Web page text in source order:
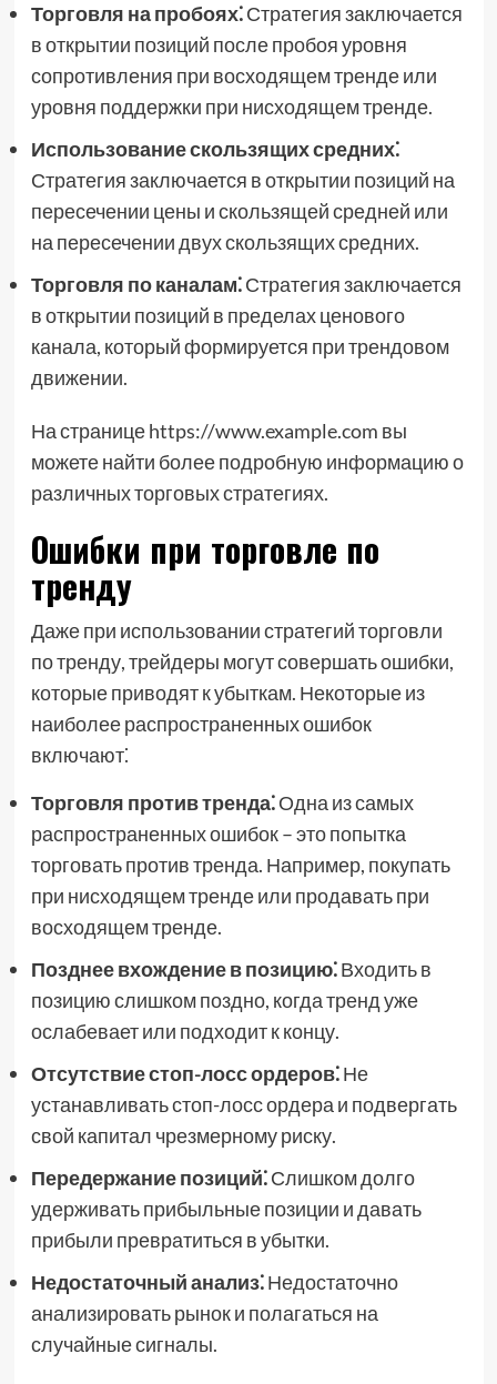
Торговля на пробоях⁚Стратегия заключается
в открытии позиций после пробоя уровня
сопротивления при восходящем тренде или
уровня поддержки при нисходящем тренде.
Использование скользящих средних⁚
Стратегия заключается в открытии позиций на
пересечении цены и скользящей средней или
на пересечении двух скользящих средних.
Торговля по каналам⁚Стратегия заключается
в открытии позиций в пределах ценового
канала, который формируется при трендовом
движении.
На странице https://www.example.com вы
можете найти более подробную информацию о
различных торговых стратегиях.
Ошибки при торговле по
тренду
Даже при использовании стратегий торговли
по тренду, трейдеры могут совершать ошибки,
которые приводят к убыткам. Некоторые из
наиболее распространенных ошибок
включают⁚
Торговля против тренда⁚Одна из самых
распространенных ошибок – это попытка
торговать против тренда. Например, покупать
при нисходящем тренде или продавать при
восходящем тренде.
Позднее вхождение в позицию⁚Входить в
позицию слишком поздно, когда тренд уже
ослабевает или подходит к концу.
Отсутствие стоп-лосс ордеров⁚Не
устанавливать стоп-лосс ордера и подвергать
свой капитал чрезмерному риску.
Передержание позиций⁚Слишком долго
удерживать прибыльные позиции и давать
прибыли превратиться в убытки.
Недостаточный анализ⁚Недостаточно
анализировать рынок и полагаться на
случайные сигналы.